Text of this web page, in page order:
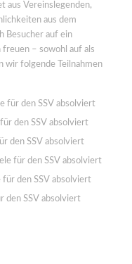
aus Vereinslegenden,
aus dem
Besucher auf ein
– sowohl auf als
wir folgende Teilnahmen
für den SSV absolviert
den SSV absolviert
den SSV absolviert
für den SSV absolviert
für den SSV absolviert
den SSV absolviert